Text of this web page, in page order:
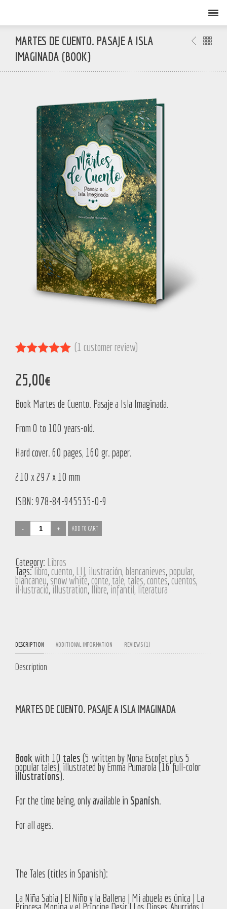
MARTES DE CUENTO. PASAJE A ISLA
IMAGINADA (BOOK)
out of 5
based on
rating
(1 customer review)
25,00€
Book Martes de Cuento. Pasaje a Isla Imaginada.
From 0 to 100 years-old.
Hard cover. 60 pages, 160 gr. paper.
210 x 297 x 10 mm
ISBN: 978-84-945535-0-9
Martes
de
a
Isla
Imaginada
(book)
ADD TO CART
Category: Libros
Tags:libro, cuento, LIJ, ilustración, blancanieves, popular,
blancaneu,snow white, conte, tale, tales, contes,cuentos,
il·lustració, illustration, llibre,infantil, literatura
DESCRIPTION ADDITIONAL INFORMATION REVIEWS (1)
Description
MARTES DE CUENTO. PASAJE A ISLA IMAGINADA
Book with 10 tales (5 written by Nona Escofet plus 5
popular tales), illustrated by Emma Pumarola (16 full-color
illustrations).
For the time being, only available in Spanish.
For all ages.
The Tales (titles in Spanish):
La Niña Sabia | El Niño y la Ballena | Mi abuela es única | La